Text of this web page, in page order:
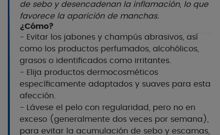
de sebo y desencadenan la inflamación, lo que
favorece la aparición de manchas.
¿Cómo?
- Evitar los jabones y champús abrasivos, así
como los productos perfumados, alcohólicos,
grasos o identificados como irritantes.
- Elija productos dermocosméticos
específicamente adaptados y suaves para esta
afección.
- Lávese el pelo con regularidad, pero no en
exceso (generalmente dos veces por semana),
para evitar la acumulación de sebo y escamas,